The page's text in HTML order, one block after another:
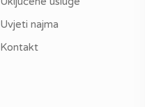
Uvjeti najma
Kontakt